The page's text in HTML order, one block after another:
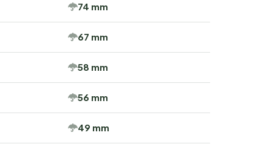
74 mm
67 mm
58 mm
56 mm
49 mm